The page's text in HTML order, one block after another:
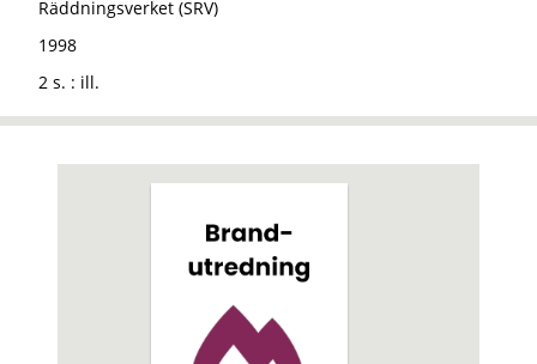
Räddningsverket (SRV)
1998
2 s. : ill.